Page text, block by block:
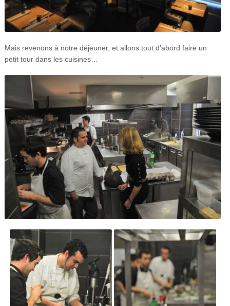
Mais revenons à notre déjeuner, et allons tout d’abord faire un
petit tour dans les cuisines…